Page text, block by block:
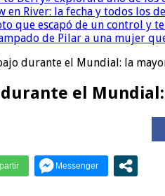
en River: la fecha y todos los
que escapó de un control y
de Pilar a una mujer
durante el Mundial: la
el